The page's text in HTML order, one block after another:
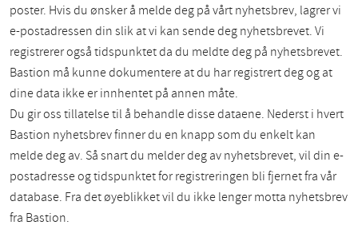
poster. Hvis du ønsker å melde deg på vårt nyhetsbrev, lagrer vi
e-postadressen din slik at vi kan sende deg nyhetsbrevet. Vi
registrerer også tidspunktet da du meldte deg på nyhetsbrevet.
Bastion må kunne dokumentere at du har registrert deg og at
dine data ikke er innhentet på annen måte.
Du gir oss tillatelse til å behandle disse dataene. Nederst i hvert
Bastion nyhetsbrev finner du en knapp som du enkelt kan
melde deg av. Så snart du melder deg av nyhetsbrevet, vil din e-
postadresse og tidspunktet for registreringen bli fjernet fra vår
database. Fra det øyeblikket vil du ikke lenger motta nyhetsbrev
fra Bastion.